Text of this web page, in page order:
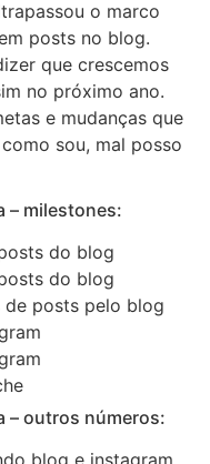
o marco
posts no blog.
que crescemos
no próximo ano.
e mudanças que
sou, mal posso
– milestones:
do blog
do blog
posts pelo blog
– outros números: